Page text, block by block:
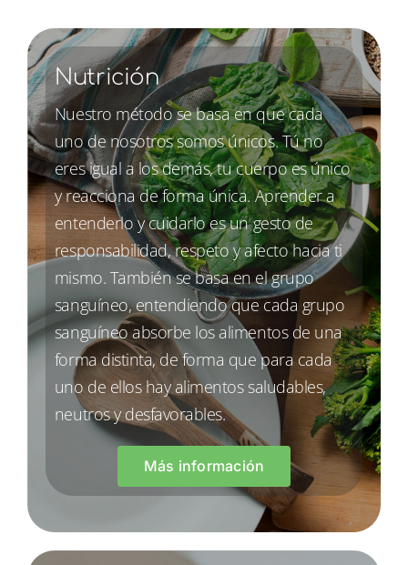
Nutrición
Nuestro método se basa en que cada
uno de nosotros somos únicos. Tú no
eres igual a los demás, tu cuerpo es único
y reacciona de forma única. Aprender a
entenderlo y cuidarlo es un gesto de
responsabilidad, respeto y afecto hacia ti
mismo. También se basa en el grupo
sanguíneo, entendiendo que cada grupo
sanguíneo absorbe los alimentos de una
forma distinta, de forma que para cada
uno de ellos hay alimentos saludables,
neutros y desfavorables.
Más información